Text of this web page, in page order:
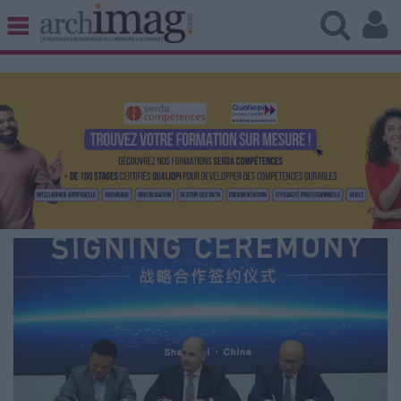
BIBLIOTHÈQUE ÉDITION
UNIVERS DATA
TRAVAIL COLLABORATIF
VIE NUMÉRIQUE
NUMÉRIQUE RESPONSABLE
LES NEWSLETTERS
LE MAGAZINE